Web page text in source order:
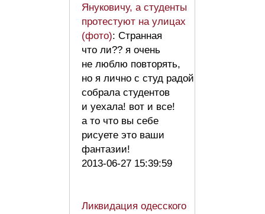
Януковичу, а студенты
протестуют на улицах
(фото): Странная
что ли?? я очень
не люблю повторять,
но я лично с студ радой
собрала студентов
и уехала! вот и все!
а то что вы себе
рисуете это ваши
фантазии!
2013-06-27 15:39:59
Ликвидация одесского